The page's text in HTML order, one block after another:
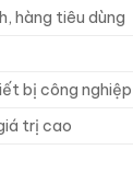
hàng tiêu dùng
bị công nghiệp
trị cao